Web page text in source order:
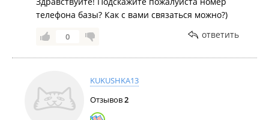
телефона базы? Как с вами связаться можно?)
0 ответить
KUKUSHKA13
Отзывов2